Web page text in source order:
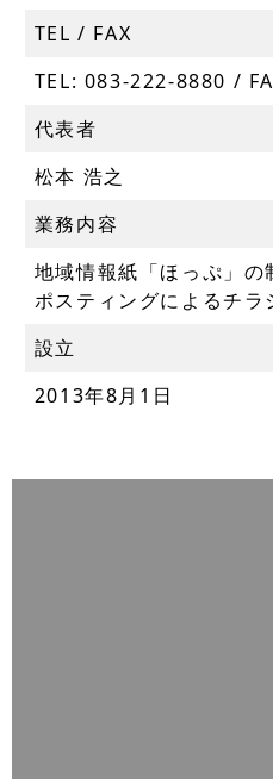
TEL / FAX
TEL: 083-222-8880 /
代表者
松本 浩之
業務内容
地域情報紙「ほっぷ」の
ポスティングによるチラ
設立
2013年8月1日